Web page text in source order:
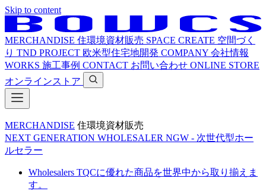
Skip to content
MERCHANDISE 住環境資材販売 SPACE CREATE 空間づく
り TND PROJECT 欧米型住宅地開発 COMPANY 会社情報
WORKS 施工事例 CONTACT お問い合わせ ONLINE STORE
オンラインストア
MERCHANDISE 住環境資材販売
NEXT GENERATION WHOLESALER NGW - 次世代型ホー
ルセラー
Wholesalers TQCに優れた商品を世界中から取り揃えま
す。